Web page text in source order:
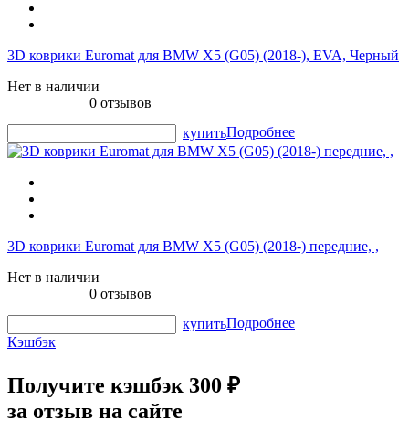
3D коврики Euromat для BMW X5 (G05) (2018-), EVA, Черный
Нет в наличии
0 отзывов
купитьПодробнее
3D коврики Euromat для BMW X5 (G05) (2018-) передние, ,
Нет в наличии
0 отзывов
купитьПодробнее
Кэшбэк
Получите кэшбэк 300 ₽
за отзыв на сайте